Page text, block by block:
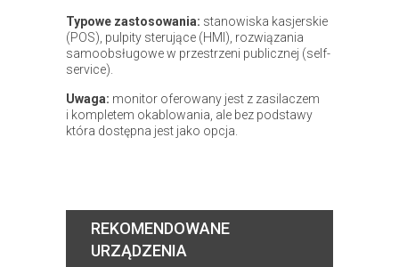
Typowe zastosowania: stanowiska kasjerskie
(POS), pulpity sterujące (HMI), rozwiązania
samoobsługowe w przestrzeni publicznej (self-
service).
Uwaga: monitor oferowany jest z zasilaczem
i kompletem okablowania, ale bez podstawy
która dostępna jest jako opcja.
REKOMENDOWANE
URZĄDZENIA